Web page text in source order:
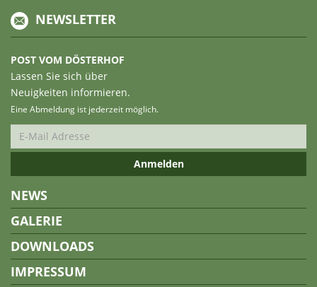
NEWSLETTER
POST VOM DÖSTERHOF
Lassen Sie sich über
Neuigkeiten informieren.
Eine Abmeldung ist jederzeit möglich.
NEWS
GALERIE
DOWNLOADS
IMPRESSUM